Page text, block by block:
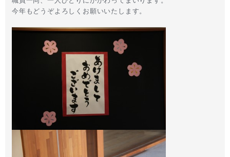
今年もどうぞよろしくお願いいたします。